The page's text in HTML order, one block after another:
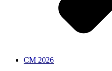
CM 2026